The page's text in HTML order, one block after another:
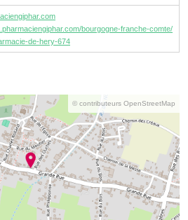
bourgogne-franche-comte/
de-hery-674
© contributeurs OpenStreetMap